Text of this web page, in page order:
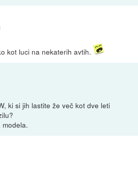
kot luci na nekaterih avtih.
ki si jih lastite že več kot dve leti
modela.